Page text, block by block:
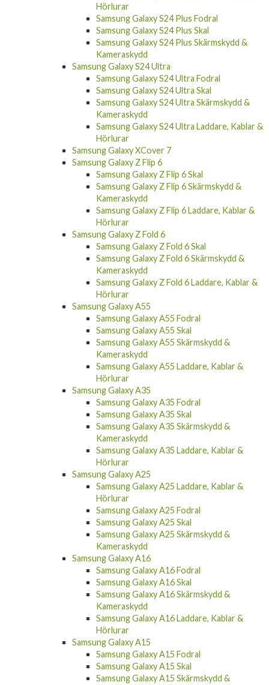
Hörlurar
Samsung Galaxy S24 Plus Fodral
Samsung Galaxy S24 Plus Skal
Samsung Galaxy S24 Plus Skärmskydd &
Kameraskydd
Samsung Galaxy S24 Ultra
Samsung Galaxy S24 Ultra Fodral
Samsung Galaxy S24 Ultra Skal
Samsung Galaxy S24 Ultra Skärmskydd &
Kameraskydd
Samsung Galaxy S24 Ultra Laddare, Kablar &
Hörlurar
Samsung Galaxy XCover 7
Samsung Galaxy Z Flip 6
Samsung Galaxy Z Flip 6 Skal
Samsung Galaxy Z Flip 6 Skärmskydd &
Kameraskydd
Samsung Galaxy Z Flip 6 Laddare, Kablar &
Hörlurar
Samsung Galaxy Z Fold 6
Samsung Galaxy Z Fold 6 Skal
Samsung Galaxy Z Fold 6 Skärmskydd &
Kameraskydd
Samsung Galaxy Z Fold 6 Laddare, Kablar &
Hörlurar
Samsung Galaxy A55
Samsung Galaxy A55 Fodral
Samsung Galaxy A55 Skal
Samsung Galaxy A55 Skärmskydd &
Kameraskydd
Samsung Galaxy A55 Laddare, Kablar &
Hörlurar
Samsung Galaxy A35
Samsung Galaxy A35 Fodral
Samsung Galaxy A35 Skal
Samsung Galaxy A35 Skärmskydd &
Kameraskydd
Samsung Galaxy A35 Laddare, Kablar &
Hörlurar
Samsung Galaxy A25
Samsung Galaxy A25 Laddare, Kablar &
Hörlurar
Samsung Galaxy A25 Fodral
Samsung Galaxy A25 Skal
Samsung Galaxy A25 Skärmskydd &
Kameraskydd
Samsung Galaxy A16
Samsung Galaxy A16 Fodral
Samsung Galaxy A16 Skal
Samsung Galaxy A16 Skärmskydd &
Kameraskydd
Samsung Galaxy A16 Laddare, Kablar &
Hörlurar
Samsung Galaxy A15
Samsung Galaxy A15 Fodral
Samsung Galaxy A15 Skal
Samsung Galaxy A15 Skärmskydd &